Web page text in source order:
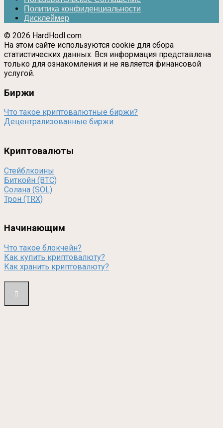
Политика конфиденциальности
Дисклеймер
© 2026 HardHodl.com
На этом сайте используются cookie для сбора
статистических данных. Вся информация представлена
только для ознакомления и не является финансовой
услугой.
Биржи
Что такое криптовалютные биржи?
Децентрализованные биржи
Криптовалюты
Стейблкоины
Биткойн (BTC)
Солана (SOL)
Трон (TRX)
Начинающим
Что такое блокчейн?
Как купить криптовалюту?
Как хранить криптовалюту?